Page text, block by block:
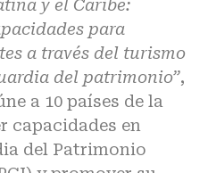
y el Caribe:
para
a través del turismo
del patrimonio”,
a 10 países de la
capacidades en
del Patrimonio